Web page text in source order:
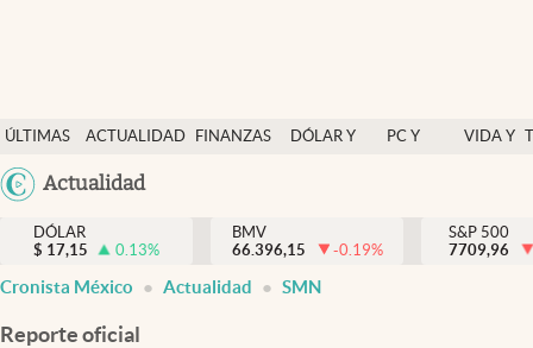
ÚLTIMAS
NOTICIAS
ACTUALIDAD
FINANZAS
DÓLAR Y
PC Y
VIDA Y
México
Actualidad
Actualidad
Finanzas y economía
Dólar y mercados
DÓLAR
$ 17,15 0.13%
BMV
66.396,15
-0.19%
S&P 500
7709,96
Cronista México Actualidad SMN
Reporte oficial